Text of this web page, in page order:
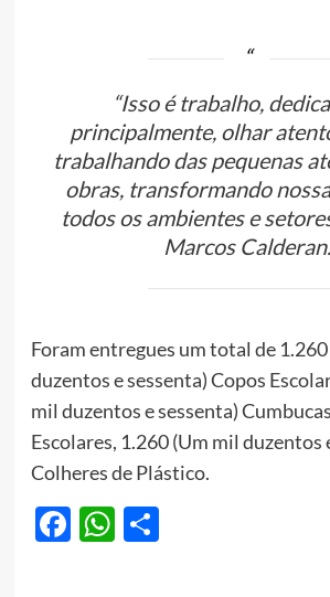
“Isso é trabalho,
principalmente, olhar
trabalhando das pequenas
obras, transformando
todos os ambientes e
Marcos Calderan.
Foram entregues um total de
duzentos e sessenta) Copos
mil duzentos e sessenta)
Escolares, 1.260 (Um mil duzentos
Colheres de Plástico.
Facebook
WhatsApp
Share